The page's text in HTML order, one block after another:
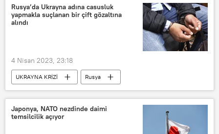
Türkiye Futbol Federasyonu (TFF)
Rusya’da Ukrayna adına casusluk
yapmakla suçlanan bir çift gözaltına
alındı
4 Nisan 2023, 23:18
UKRAYNA KRİZİ
Rusya
Ukrayna
FSB Casus
Japonya, NATO nezdinde daimi
temsilcilik açıyor